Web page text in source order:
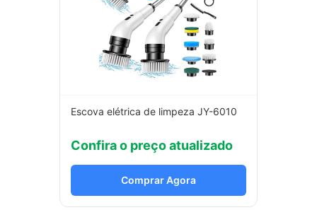
Escova elétrica de limpeza JY-6010
Confira o preço atualizado
Comprar Agora